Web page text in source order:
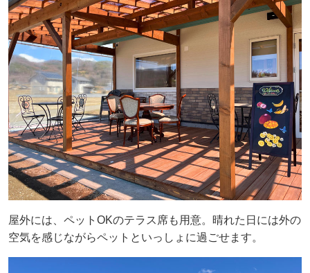
屋外には、ペットOKのテラス席も用意。晴れた日には外の
空気を感じながらペットといっしょに過ごせます。